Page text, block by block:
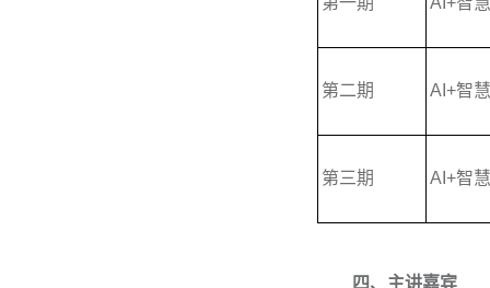
第二期 AI+智
第三期 AI+智
四、 主讲嘉宾